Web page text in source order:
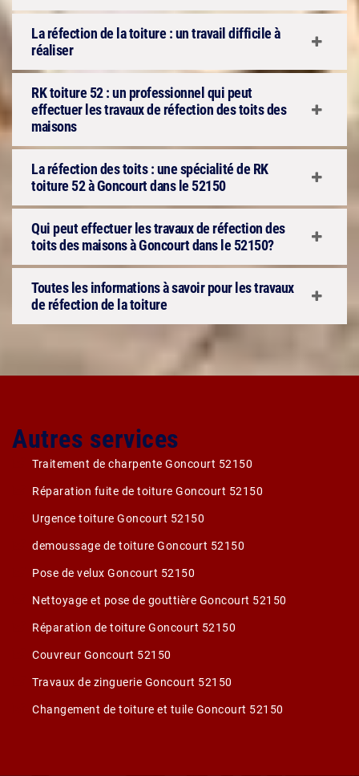
La réfection de la toiture : un travail difficile à
réaliser
RK toiture 52 : un professionnel qui peut
effectuer les travaux de réfection des toits des
maisons
La réfection des toits : une spécialité de RK
toiture 52 à Goncourt dans le 52150
Qui peut effectuer les travaux de réfection des
toits des maisons à Goncourt dans le 52150?
Toutes les informations à savoir pour les travaux
de réfection de la toiture
Autres services
Traitement de charpente Goncourt 52150
Réparation fuite de toiture Goncourt 52150
Urgence toiture Goncourt 52150
demoussage de toiture Goncourt 52150
Pose de velux Goncourt 52150
Nettoyage et pose de gouttière Goncourt 52150
Réparation de toiture Goncourt 52150
Couvreur Goncourt 52150
Travaux de zinguerie Goncourt 52150
Changement de toiture et tuile Goncourt 52150